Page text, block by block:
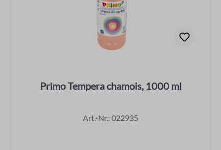
Primo Tempera chamois, 1000 ml
Art.-Nr.: 022935